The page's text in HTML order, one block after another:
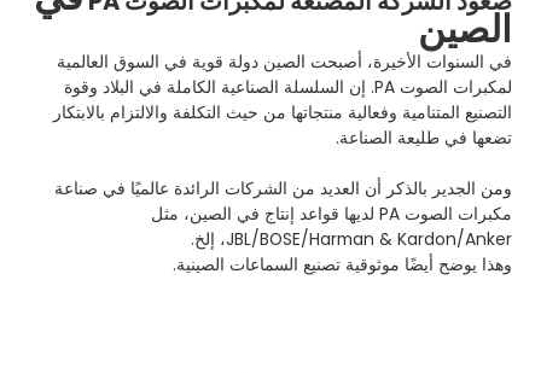
الصين
في السنوات الأخيرة، أصبحت الصين دولة قوية في السوق العالمية
لمكبرات الصوت PA. إن السلسلة الصناعية الكاملة في البلاد وقوة
التصنيع المتنامية وفعالية منتجاتها من حيث التكلفة والالتزام بالابتكار
تضعها في طليعة الصناعة.
ومن الجدير بالذكر أن العديد من الشركات الرائدة عالميًا في صناعة
مكبرات الصوت PA لديها قواعد إنتاج في الصين، مثل
JBL/BOSE/Harman & Kardon/Anker، إلخ.
وهذا يوضح أيضًا موثوقية تصنيع السماعات الصينية.